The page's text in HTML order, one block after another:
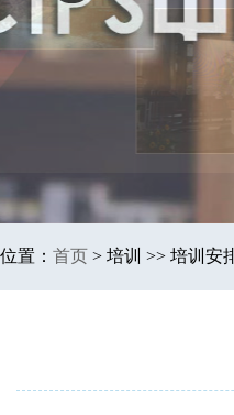
位置： 首页 > 培训 >> 培训安